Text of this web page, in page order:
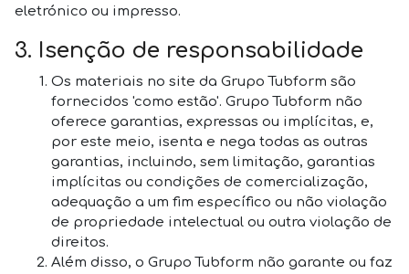
eletrónico ou impresso.
3. Isenção de responsabilidade
Os materiais no site da Grupo Tubform são
fornecidos 'como estão'. Grupo Tubform não
oferece garantias, expressas ou implícitas, e,
por este meio, isenta e nega todas as outras
garantias, incluindo, sem limitação, garantias
implícitas ou condições de comercialização,
adequação a um fim específico ou não violação
de propriedade intelectual ou outra violação de
direitos.
Além disso, o Grupo Tubform não garante ou faz